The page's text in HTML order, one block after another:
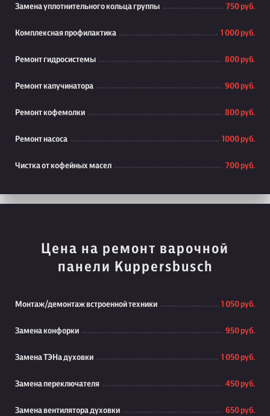
Замена уплотнительного кольца группы 750 руб.
Комплексная профилактика 1 000 руб.
Ремонт гидросистемы 800 руб.
Ремонт капучинатора 900 руб.
Ремонт кофемолки 800 руб.
Ремонт насоса 1000 руб.
Чистка от кофейных масел 700 руб.
Цена на ремонт варочной
панели Kuppersbusch
Монтаж/демонтаж встроенной техники 1 050 руб.
Замена конфорки 950 руб.
Замена ТЭНа духовки 1 050 руб.
Замена переключателя 450 руб.
Замена вентилятора духовки 650 руб.